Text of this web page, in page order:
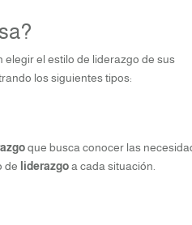
elegir el estilo de liderazgo de sus
los siguientes tipos:
que busca conocer las
de liderazgoa cada situación.